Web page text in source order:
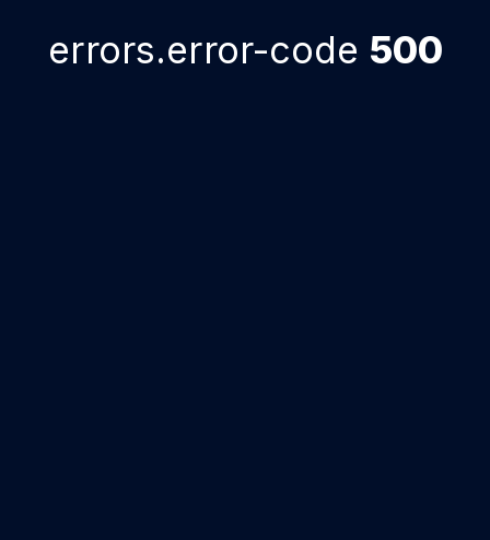
errors.error-code 500